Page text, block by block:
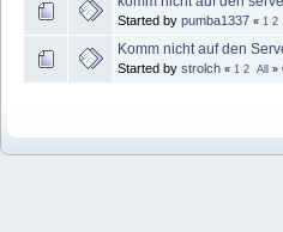
Started by pumba1337 « 1 2
Komm nicht auf den
Started by strolch « 1 2 All »